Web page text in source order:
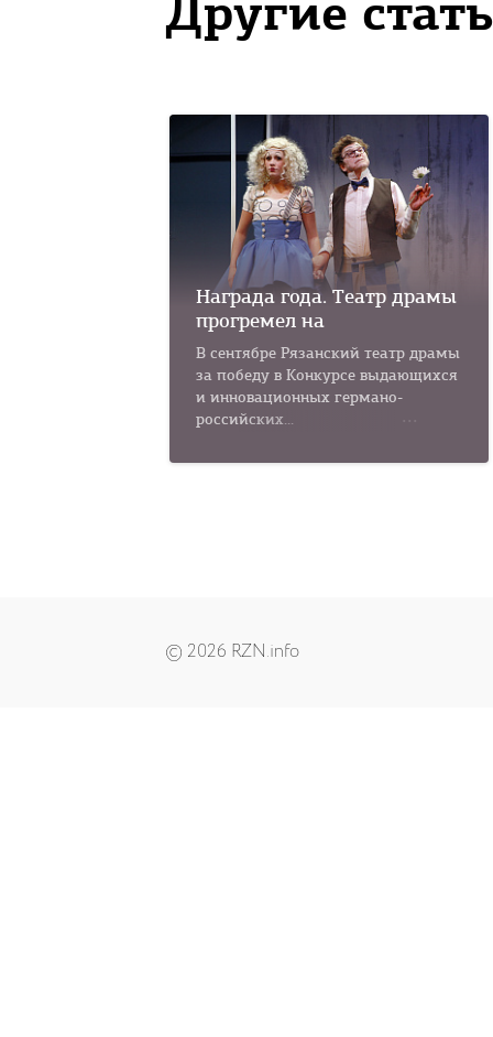
Награда года. Театр драмы
прогремел на
В сентябре Рязанский театр драмы
за победу в Конкурсе выдающихся
и инновационных германо-
российских...
© 2026 RZN.info